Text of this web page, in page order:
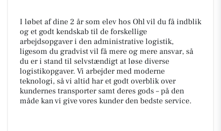
I løbet af dine 2 år som elev hos Ohl vil du få indblik
og et godt kendskab til de forskellige
arbejdsopgaver i den administrative logistik,
ligesom du gradvist vil få mere og mere ansvar, så
du er i stand til selvstændigt at løse diverse
logistikopgaver. Vi arbejder med moderne
teknologi, så vi altid har et godt overblik over
kundernes transporter samt deres gods – på den
måde kan vi give vores kunder den bedste service.